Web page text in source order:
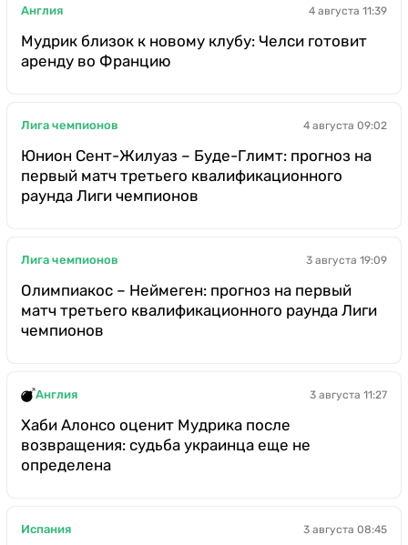
Англия 4 августа 11:39
Мудрик близок к новому клубу: Челси готовит
аренду во Францию
Лига чемпионов 4 августа 09:02
Юнион Сент-Жилуаз – Буде-Глимт: прогноз на
первый матч третьего квалификационного
раунда Лиги чемпионов
Лига чемпионов 3 августа 19:09
Олимпиакос – Неймеген: прогноз на первый
матч третьего квалификационного раунда Лиги
чемпионов
Англия 3 августа 11:27
Хаби Алонсо оценит Мудрика после
возвращения: судьба украинца еще не
определена
Испания 3 августа 08:45